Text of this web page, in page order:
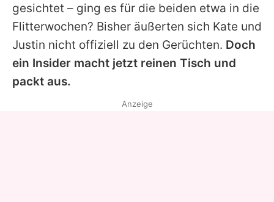
Utiq verwalten
gesichtet – ging es für die beiden etwa in die
Flitterwochen? Bisher äußerten sich Kate und
Justin nicht offiziell zu den Gerüchten. Doch
ein Insider macht jetzt reinen Tisch und
packt aus.
Anzeige